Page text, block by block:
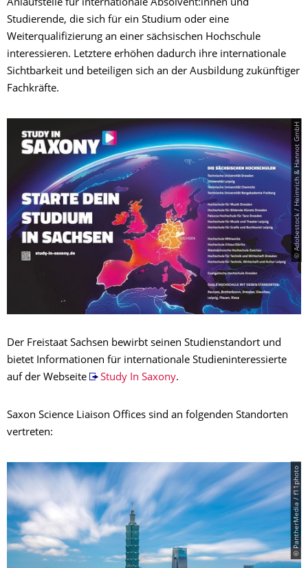
Anlaufstelle für internationale Absolvent:innen und
Studierende, die sich für ein Studium oder eine
Weiterqualifizierung an einer sächsischen Hochschule
interessieren. Letztere erhöhen dadurch ihre internationale
Sichtbarkeit und beteiligen sich an der Ausbildung zukünftiger
Fachkräfte.
© Adobestock / Heimrich & Hannot GmbH
Der Freistaat Sachsen bewirbt seinen Studienstandort und
bietet Informationen für internationale Studieninteressierte
auf der Webseite
Study In Saxony.
Saxon Science Liaison Offices sind an folgenden Standorten
vertreten:
© PantherMedia / f11photo